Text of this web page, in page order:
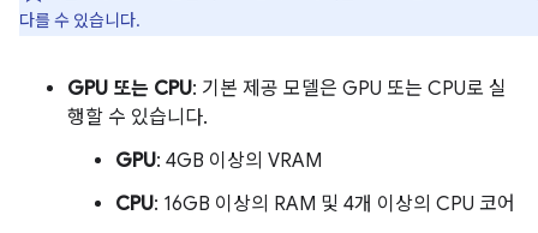
다를 수 있습니다.
GPU 또는 CPU: 기본 제공 모델은 GPU 또는 CPU로 실
행할 수 있습니다.
GPU: 4GB 이상의 VRAM
CPU: 16GB 이상의 RAM 및 4개 이상의 CPU 코어